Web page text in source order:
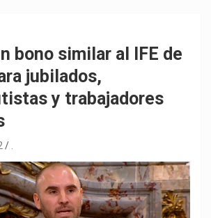
bono similar al IFE de
jubilados,
y trabajadores